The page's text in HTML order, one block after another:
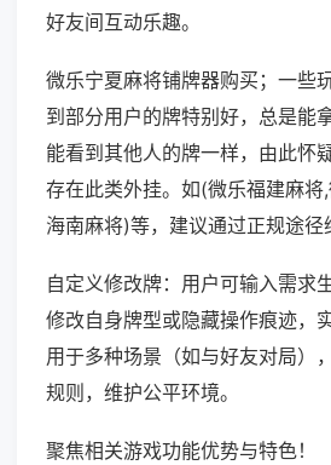
好友间互动乐趣。
微乐宁夏麻将铺牌器购买；一些
到部分用户的牌特别好，总是能
能看到其他人的牌一样，由此怀
存在此类外挂。如(微乐福建麻将
海南麻将)等，建议通过正规途径
自定义修改牌：用户可输入需求
修改自身牌型或隐藏操作痕迹，
用于多种场景（如与好友对局）
规则，维护公平环境。
聚焦相关游戏功能优势与特色！